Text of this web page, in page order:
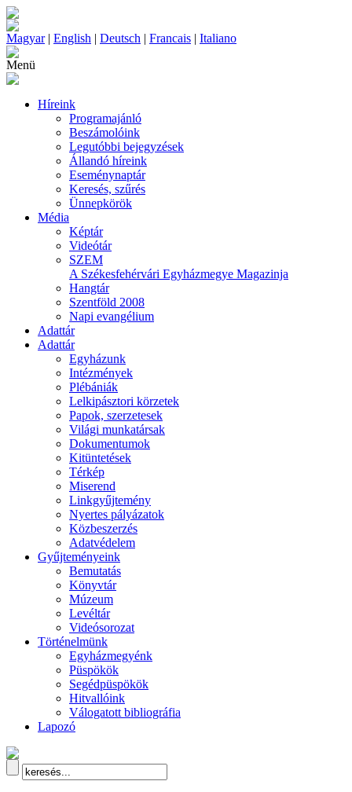
Magyar| English | Deutsch | Francais | Italiano
Menü
Híreink
Programajánló
Beszámolóink
Legutóbbi bejegyzések
Állandó híreink
Eseménynaptár
Keresés, szűrés
Ünnepkörök
Média
Képtár
Videótár
SZEM
A Székesfehérvári Egyházmegye Magazinja
Hangtár
Szentföld 2008
Napi evangélium
Adattár
Adattár
Egyházunk
Intézmények
Plébániák
Lelkipásztori körzetek
Papok, szerzetesek
Világi munkatársak
Dokumentumok
Kitüntetések
Térkép
Miserend
Linkgyűjtemény
Nyertes pályázatok
Közbeszerzés
Adatvédelem
Gyűjteményeink
Bemutatás
Könyvtár
Múzeum
Levéltár
Videósorozat
Történelmünk
Egyházmegyénk
Püspökök
Segédpüspökök
Hitvallóink
Válogatott bibliográfia
Lapozó